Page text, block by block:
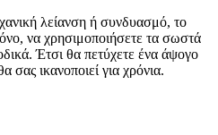
λείανση ή συνδυασμό, το
να χρησιμοποιήσετε τα σωστά
Έτσι θα πετύχετε ένα άψογο
σας ικανοποιεί για χρόνια.